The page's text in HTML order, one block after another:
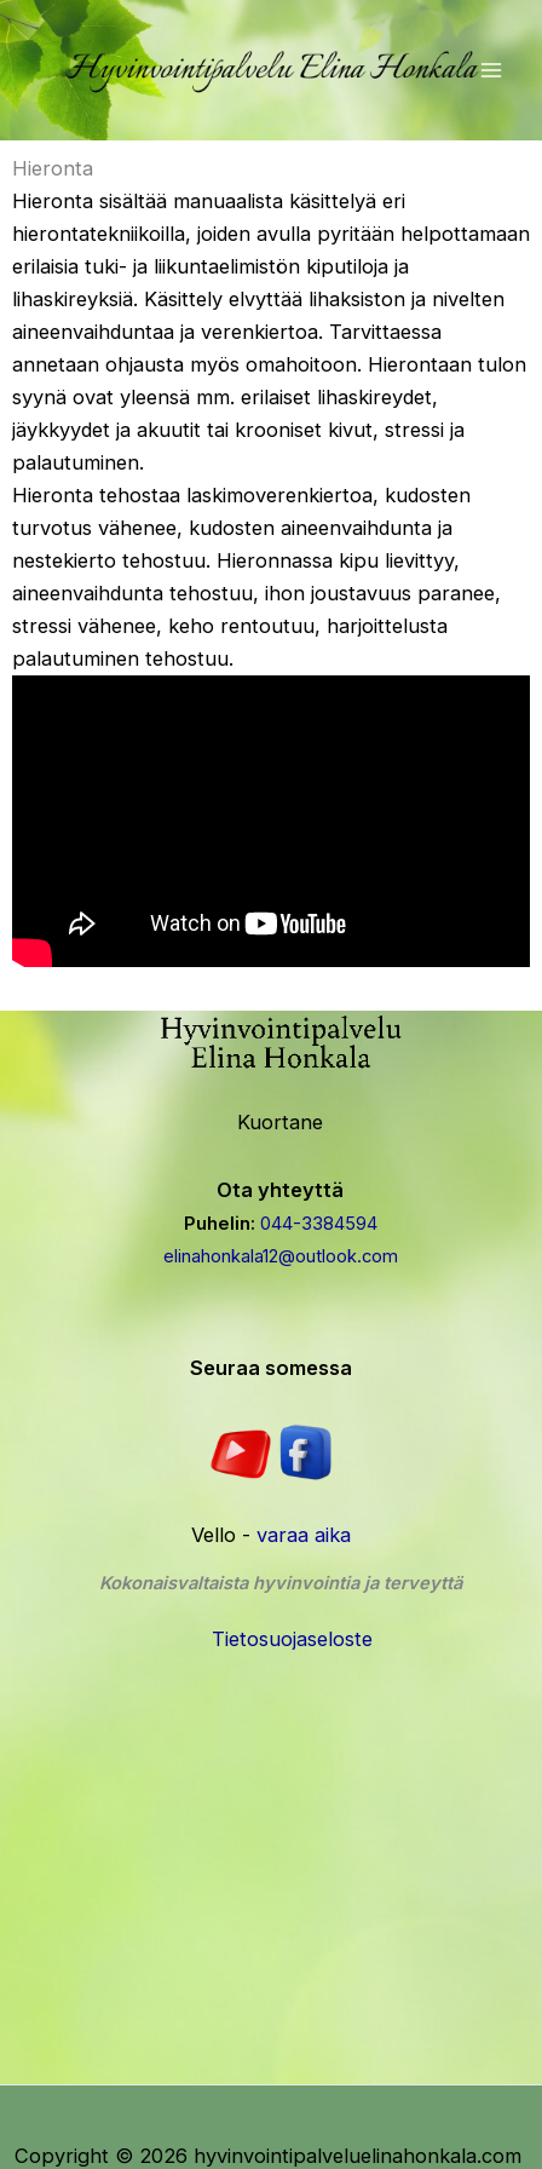
Siirry
sisältöön
Hieronta
Hieronta sisältää manuaalista käsittelyä eri
hierontatekniikoilla, joiden avulla pyritään helpottamaan
erilaisia tuki- ja liikuntaelimistön kiputiloja ja
lihaskireyksiä. Käsittely elvyttää lihaksiston ja nivelten
aineenvaihduntaa ja verenkiertoa. Tarvittaessa
annetaan ohjausta myös omahoitoon. Hierontaan tulon
syynä ovat yleensä mm. erilaiset lihaskireydet,
jäykkyydet ja akuutit tai krooniset kivut, stressi ja
palautuminen.
Hieronta tehostaa laskimoverenkiertoa, kudosten
turvotus vähenee, kudosten aineenvaihdunta ja
nestekierto tehostuu. Hieronnassa kipu lievittyy,
aineenvaihdunta tehostuu, ihon joustavuus paranee,
stressi vähenee, keho rentoutuu, harjoittelusta
palautuminen tehostuu.
Kuortane
Ota yhteyttä
Puhelin: 044-3384594
elinahonkala12@outlook.com
Seuraa somessa
Vello - varaa aika
Kokonaisvaltaista hyvinvointia ja terveyttä
Tietosuojaseloste
Copyright © 2026 hyvinvointipalveluelinahonkala.com